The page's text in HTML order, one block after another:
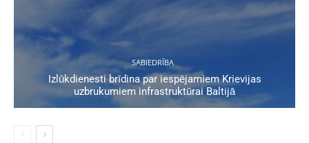
SABIEDRĪBA
Izlūkdienesti brīdina par iespējamiem Krievijas
uzbrukumiem infrastruktūrai Baltijā